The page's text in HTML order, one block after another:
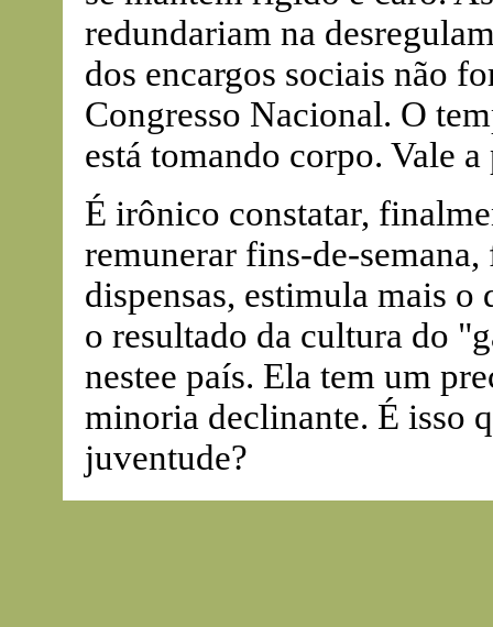
redundariam na
dos encargos sociais não
Congresso Nacional. O
está tomando corpo. Vale
É irônico constatar,
remunerar fins-de-
dispensas, estimula mais o
o resultado da cultura do
nestee país. Ela tem um
minoria declinante. É isso
juventude?